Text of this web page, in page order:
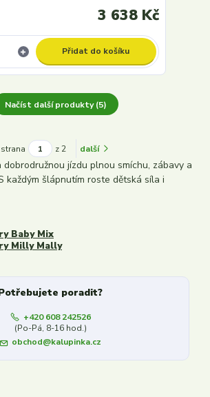
3 638 Kč
Přidat do košíku
Načíst další produkty (5)
strana z 2 další
jízdu plnou smíchu, zábavy a
každým šlápnutím roste dětská síla i
Baby Mix
Milly Mally
poradit?
+420 608 242526
(Po-Pá, 8-16 hod.)
obchod@kalupinka.cz